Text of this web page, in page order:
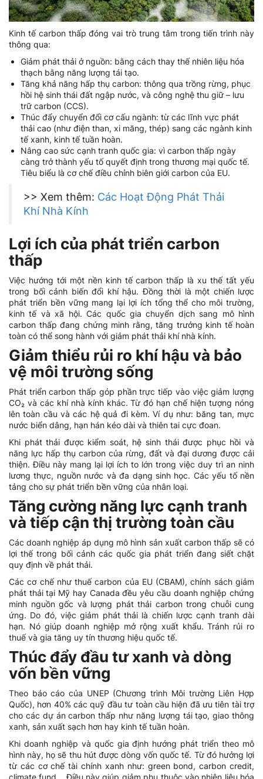
Kinh tế carbon thấp đóng vai trò trung tâm trong tiến trình này
thông qua:
Giảm phát thải ở nguồn: bằng cách thay thế nhiên liệu hóa
thạch bằng năng lượng tái tạo.
Tăng khả năng hấp thụ carbon: thông qua trồng rừng, phục
hồi hệ sinh thái đất ngập nước, và công nghệ thu giữ – lưu
trữ carbon (CCS).
Thúc đẩy chuyển đổi cơ cấu ngành: từ các lĩnh vực phát
thải cao (như điện than, xi măng, thép) sang các ngành kinh
tế xanh, kinh tế tuần hoàn.
Nâng cao sức cạnh tranh quốc gia: vì carbon thấp ngày
càng trở thành yếu tố quyết định trong thương mại quốc tế.
Tiêu biểu là cơ chế điều chỉnh biên giới carbon của EU.
>> Xem thêm: Các Hoạt Động Phát Thải
Khí Nhà Kính
Lợi ích của phát triển carbon
thấp
Việc hướng tới một nền kinh tế carbon thấp là xu thế tất yếu
trong bối cảnh biến đổi khí hậu. Đồng thời là một chiến lược
phát triển bền vững mang lại lợi ích tổng thể cho môi trường,
kinh tế và xã hội. Các quốc gia chuyển dịch sang mô hình
carbon thấp đang chứng minh rằng, tăng trưởng kinh tế hoàn
toàn có thể song hành với giảm phát thải khí nhà kính.
Giảm thiểu rủi ro khí hậu và bảo
vệ môi trường sống
Phát triển carbon thấp góp phần trực tiếp vào việc giảm lượng
CO₂ và các khí nhà kính khác. Từ đó hạn chế hiện tượng nóng
lên toàn cầu và các hệ quả đi kèm. Ví dụ như: băng tan, mực
nước biển dâng, hạn hán kéo dài và thiên tai cực đoan.
Khi phát thải được kiểm soát, hệ sinh thái được phục hồi và
năng lực hấp thụ carbon của rừng, đất và đại dương được cải
thiện. Điều này mang lại lợi ích to lớn trong việc duy trì an ninh
lương thực, nguồn nước và đa dạng sinh học. Các yếu tố nền
tảng cho sự phát triển bền vững của nhân loại.
Tăng cường năng lực cạnh tranh
và tiếp cận thị trường toàn cầu
Các doanh nghiệp áp dụng mô hình sản xuất carbon thấp sẽ có
lợi thế trong bối cảnh các quốc gia phát triển đang siết chặt
quy định về phát thải.
Các cơ chế như thuế carbon của EU (CBAM), chính sách giảm
phát thải tại Mỹ hay Canada đều yêu cầu doanh nghiệp chứng
minh nguồn gốc và lượng phát thải carbon trong chuỗi cung
ứng. Do đó, việc giảm phát thải là chiến lược cạnh tranh dài
hạn. Nó giúp doanh nghiệp mở rộng xuất khẩu. Tránh rủi ro
thuế và gia tăng uy tín thương hiệu quốc tế.
Thúc đẩy đầu tư xanh và dòng
vốn bền vững
Theo báo cáo của UNEP (Chương trình Môi trường Liên Hợp
Quốc), hơn 40% các quỹ đầu tư toàn cầu hiện đã ưu tiên tài trợ
cho các dự án carbon thấp như năng lượng tái tạo, giao thông
xanh, sản xuất sạch hơn hay kinh tế tuần hoàn.
Khi doanh nghiệp và quốc gia định hướng phát triển theo mô
hình này, họ sẽ thu hút được dòng vốn quốc tế. Từ đó hưởng lợi
từ các cơ chế tài chính xanh như: green bond, carbon credit,